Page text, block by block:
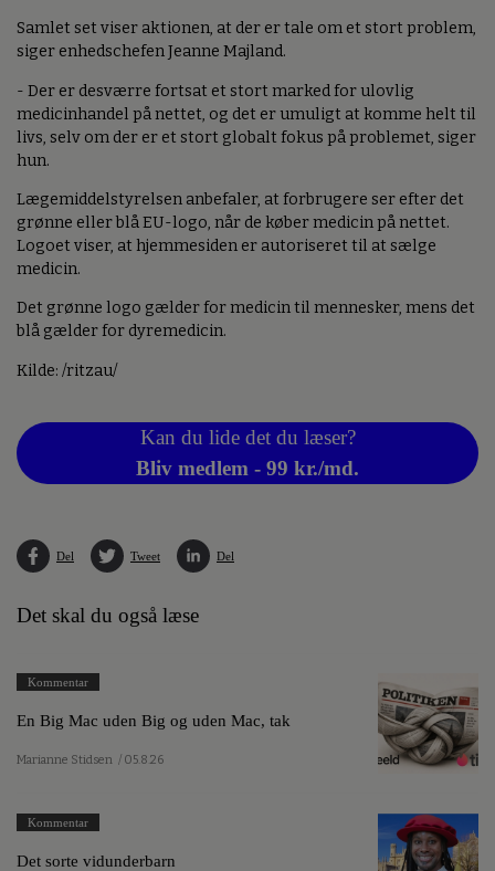
Samlet set viser aktionen, at der er tale om et stort problem,
siger enhedschefen Jeanne Majland.
- Der er desværre fortsat et stort marked for ulovlig
medicinhandel på nettet, og det er umuligt at komme helt til
livs, selv om der er et stort globalt fokus på problemet, siger
hun.
Lægemiddelstyrelsen anbefaler, at forbrugere ser efter det
grønne eller blå EU-logo, når de køber medicin på nettet.
Logoet viser, at hjemmesiden er autoriseret til at sælge
medicin.
Det grønne logo gælder for medicin til mennesker, mens det
blå gælder for dyremedicin.
Kilde: /ritzau/
Kan du lide det du læser?
Bliv medlem - 99 kr./md.
Del Tweet Del
Det skal du også læse
Kommentar
En Big Mac uden Big og uden Mac, tak
Marianne Stidsen / 05.8.26
Kommentar
Det sorte vidunderbarn